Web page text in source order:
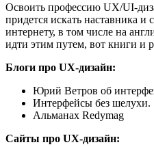
Освоить профессию UX/UI-
придется искать наставника
интернету, в том числе на
идти этим путем, вот книги и
Блоги про UX-дизайн:
Юрий Ветров об
Интерфейсы без шелухи.
Альманах Redymag
Сайты про UX-дизайн: